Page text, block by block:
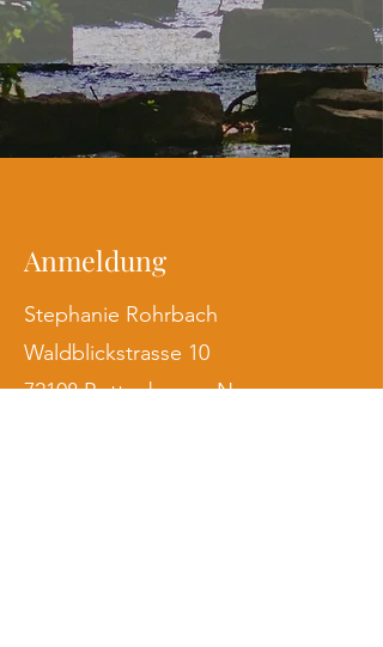
Anmeldung
Stephanie Rohrbach
Waldblickstrasse 10
72108 Rottenburg a.N.